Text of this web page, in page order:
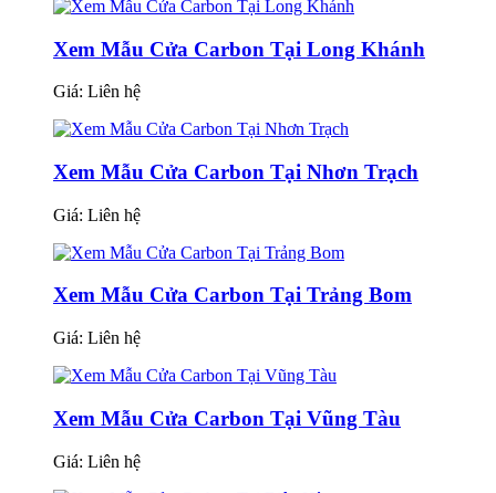
Xem Mẫu Cửa Carbon Tại Long Khánh
Giá: Liên hệ
Xem Mẫu Cửa Carbon Tại Nhơn Trạch
Giá: Liên hệ
Xem Mẫu Cửa Carbon Tại Trảng Bom
Giá: Liên hệ
Xem Mẫu Cửa Carbon Tại Vũng Tàu
Giá: Liên hệ